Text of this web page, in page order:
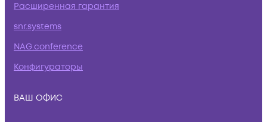
Расширенная гарантия
snr.systems
NAG.conference
Конфигураторы
ВАШ ОФИС